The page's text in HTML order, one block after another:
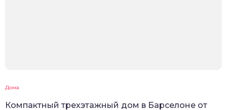
Дома
Компактный трехэтажный дом в Барселоне от